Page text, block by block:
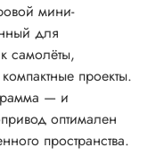
мини-
для
самолёты,
проекты.
— и
оптимален
пространства.